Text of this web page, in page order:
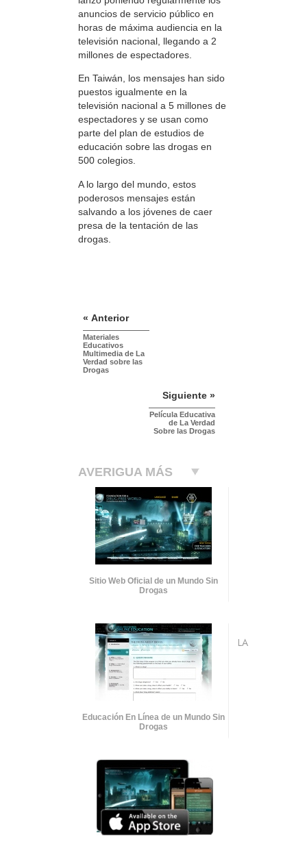
anuncios de servicio público en
horas de máxima audiencia en la
televisión nacional, llegando a 2
millones de espectadores.
En Taiwán, los mensajes han sido
puestos igualmente en la
televisión nacional a 5 millones de
espectadores y se usan como
parte del plan de estudios de
educación sobre las drogas en
500 colegios.
A lo largo del mundo, estos
poderosos mensajes están
salvando a los jóvenes de caer
presa de la tentación de las
drogas.
« Anterior
Materiales
Educativos
Multimedia de La
Verdad sobre las
Drogas
Siguiente »
Película Educativa
de La Verdad
Sobre las Drogas
AVERIGUA MÁS
Sitio Web Oficial de un Mundo Sin
Drogas
Educación En Línea de un Mundo Sin
Drogas
LA